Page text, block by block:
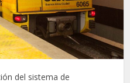
del sistema de